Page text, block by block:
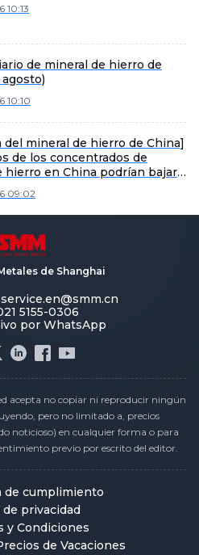
10:13
de mineral de hierro de
10:10
del mineral de hierro de China]
de los concentrados de
hierro en China podrían bajar
09:02
de Shanghai
service.en@smm.cn
5155-0306
por WhatsApp
acepta no copiar ni reproducir ningún
pero no limitado a, precios
noticioso) en cualquier forma o para
previo por escrito del editor.
de cumplimiento
privacidad
y Condiciones
de Vacaciones